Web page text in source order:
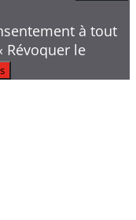
à tout
le